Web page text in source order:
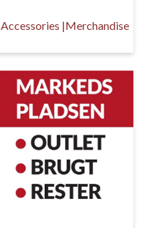
Accessories |Merchandise